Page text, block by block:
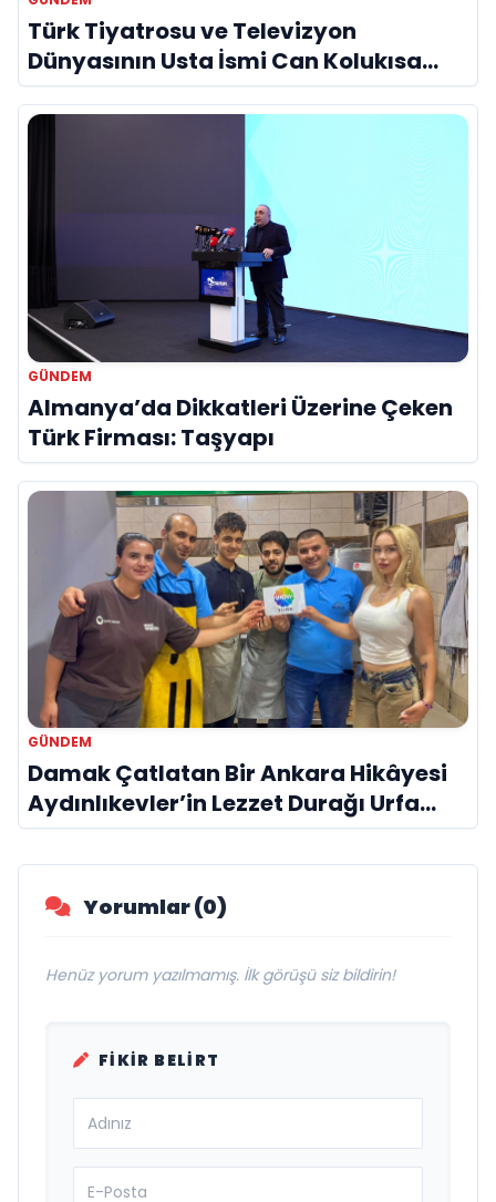
Türk Tiyatrosu ve Televizyon
Dünyasının Usta İsmi Can Kolukısa
Hayatını Kaybetti
GÜNDEM
Almanya’da Dikkatleri Üzerine Çeken
Türk Firması: Taşyapı
GÜNDEM
Damak Çatlatan Bir Ankara Hikâyesi
Aydınlıkevler’in Lezzet Durağı Urfa
Damak
Yorumlar (0)
Henüz yorum yazılmamış. İlk görüşü siz bildirin!
FIKIR BELIRT